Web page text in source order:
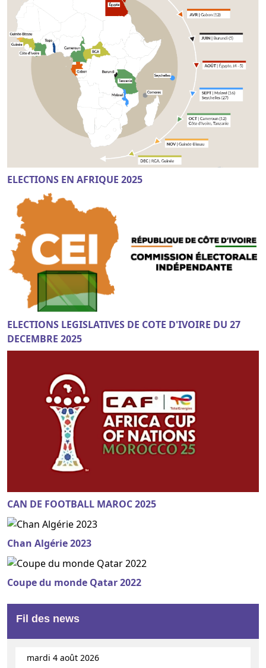
ELECTIONS EN AFRIQUE 2025
ELECTIONS LEGISLATIVES DE COTE D'IVOIRE DU 27
DECEMBRE 2025
CAN DE FOOTBALL MAROC 2025
Chan Algérie 2023
Coupe du monde Qatar 2022
Fil des news
mardi 4 août 2026